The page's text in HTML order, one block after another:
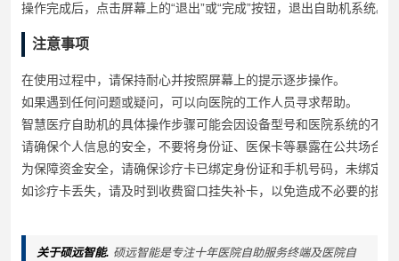
操作完成后，点击屏幕上的“退出”或“完成”按钮，退出自助机系统。
注意事项
在使用过程中，请保持耐心并按照屏幕上的提示逐步操作。
如果遇到任何问题或疑问，可以向医院的工作人员寻求帮助。
智慧医疗自助机的具体操作步骤可能会因设备型号和医院系统的不
请确保个人信息的安全，不要将身份证、医保卡等暴露在公共场合
为保障资金安全，请确保诊疗卡已绑定身份证和手机号码，未绑定
如诊疗卡丢失，请及时到收费窗口挂失补卡，以免造成不必要的损失
关于硕远智能. 硕远智能是专注十年医院自助服务终端及医院自